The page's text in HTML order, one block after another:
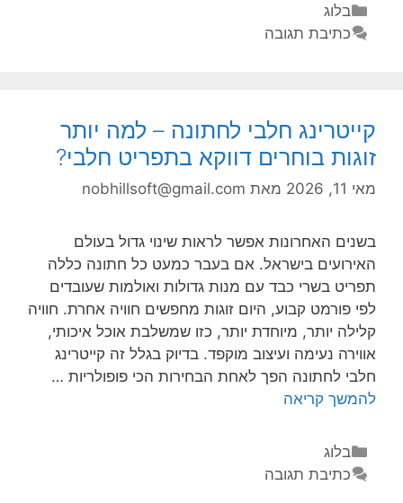
בלוג
כתיבת תגובה
קייטרינג חלבי לחתונה – למה יותר
זוגות בוחרים דווקא בתפריט חלבי?
מאי 11, 2026 מאת nobhillsoft@gmail.com
בשנים האחרונות אפשר לראות שינוי גדול בעולם
האירועים בישראל. אם בעבר כמעט כל חתונה כללה
תפריט בשרי כבד עם מנות גדולות ואולמות שעובדים
לפי פורמט קבוע, היום זוגות מחפשים חוויה אחרת. חוויה
קלילה יותר, מיוחדת יותר, כזו שמשלבת אוכל איכותי,
אווירה נעימה ועיצוב מוקפד. בדיוק בגלל זה קייטרינג
חלבי לחתונה הפך לאחת הבחירות הכי פופולריות …
להמשך קריאה
בלוג
כתיבת תגובה